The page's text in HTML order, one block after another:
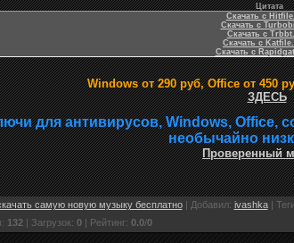
Цитата
Скачать с
Скачать с
Скачать с
Скачать с
Скачать с
Windows от 290 руб, Office от 450
ЗДЕСЬ
для антивирусов, Windows, Office,
необычайно
Проверенный
самую новую музыку бесплатно| Добавил: ivashka| Теги
: 132 | Загрузок: 0| Рейтинг: 0.0/0